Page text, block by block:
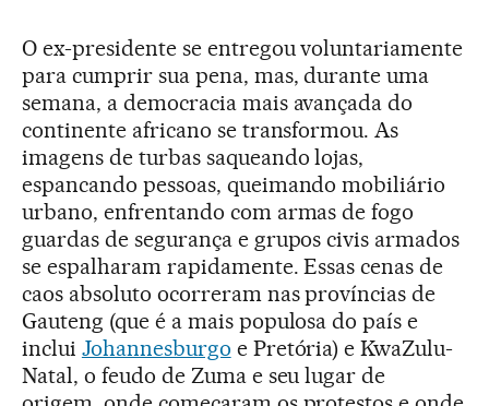
O ex-presidente se entregou voluntariamente
para cumprir sua pena, mas, durante uma
semana, a democracia mais avançada do
continente africano se transformou. As
imagens de turbas saqueando lojas,
espancando pessoas, queimando mobiliário
urbano, enfrentando com armas de fogo
guardas de segurança e grupos civis armados
se espalharam rapidamente. Essas cenas de
caos absoluto ocorreram nas províncias de
Gauteng (que é a mais populosa do país e
inclui Johannesburgo e Pretória) e KwaZulu-
Natal, o feudo de Zuma e seu lugar de